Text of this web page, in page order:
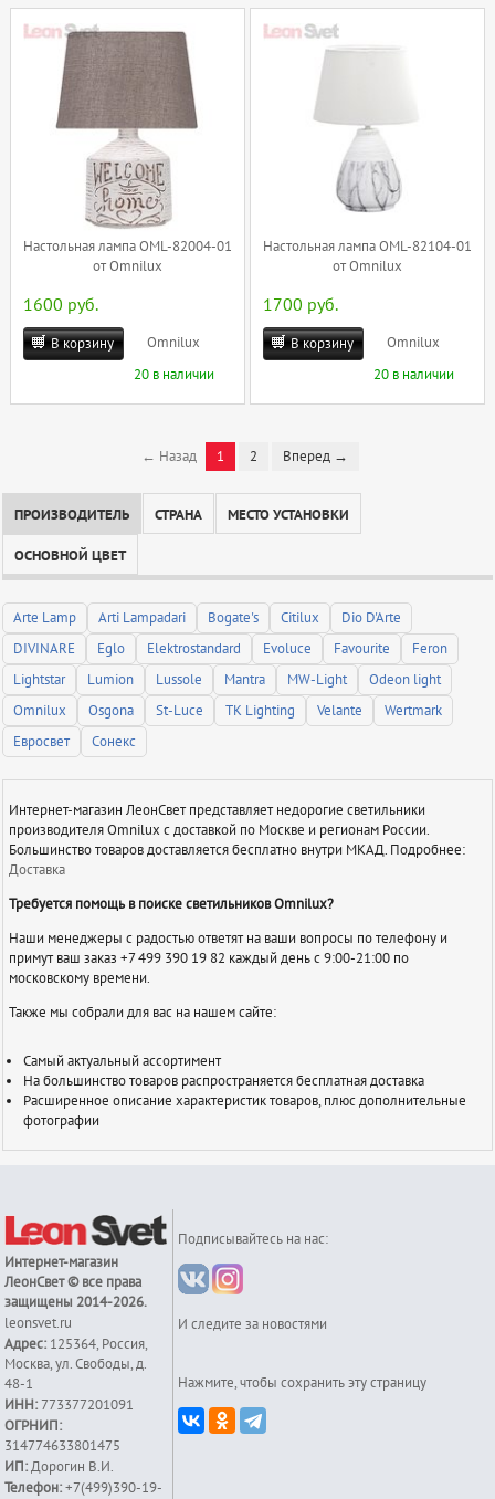
Настольная лампа OML-82004-01
от Omnilux
1600 руб.
В корзину
Omnilux
20 в наличии
Настольная лампа OML-82104-01
от Omnilux
1700 руб.
В корзину
Omnilux
20 в наличии
← Назад 1 2 Вперед →
ПРОИЗВОДИТЕЛЬ СТРАНА МЕСТО УСТАНОВКИ
ОСНОВНОЙ ЦВЕТ
Arte Lamp Arti Lampadari Bogate's Citilux
Dio D'Arte
DIVINARE
Eglo Elektrostandard Evoluce Favourite
Feron
Lightstar
Lumion Lussole Mantra MW-Light
Odeon light
Omnilux
Osgona St-Luce TK Lighting Velante
Wertmark
Евросвет
Сонекс
Интернет-магазин ЛеонСвет представляет недорогие светильники
производителя Omnilux с доставкой по Москве и регионам России.
Большинство товаров доставляется бесплатно внутри МКАД. Подробнее:
Доставка
Требуется помощь в поиске светильников Omnilux?
Наши менеджеры с радостью ответят на ваши вопросы по телефону и
примут ваш заказ +7 499 390 19 82 каждый день с 9:00-21:00 по
московскому времени.
Также мы собрали для вас на нашем сайте:
Самый актуальный ассортимент
На большинство товаров распространяется бесплатная доставка
Расширенное описание характеристик товаров, плюс дополнительные
фотографии
Интернет-магазин
ЛеонСвет© все права
защищены 2014-2026.
leonsvet.ru
Адрес: 125364,Россия,
Москва,ул. Свободы, д.
48-1
ИНН:773377201091
ОГРНИП:
314774633801475
ИП:Дорогин В.И.
Телефон: +7(499)390-19-
Подписывайтесь на нас:
И следите за новостями
Нажмите, чтобы сохранить эту страницу